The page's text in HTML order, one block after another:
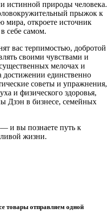
истинной природы человека.
прыжок к
мира, откроете источник
себе самом.
вас терпимостью, добротой
своими чувствами и
мелочах и
достижении единственно
советы и упражнения,
и физического здоровья,
Дзэн в бизнесе, семейных
и вы познаете путь к
жизни.
товары отправляем одной